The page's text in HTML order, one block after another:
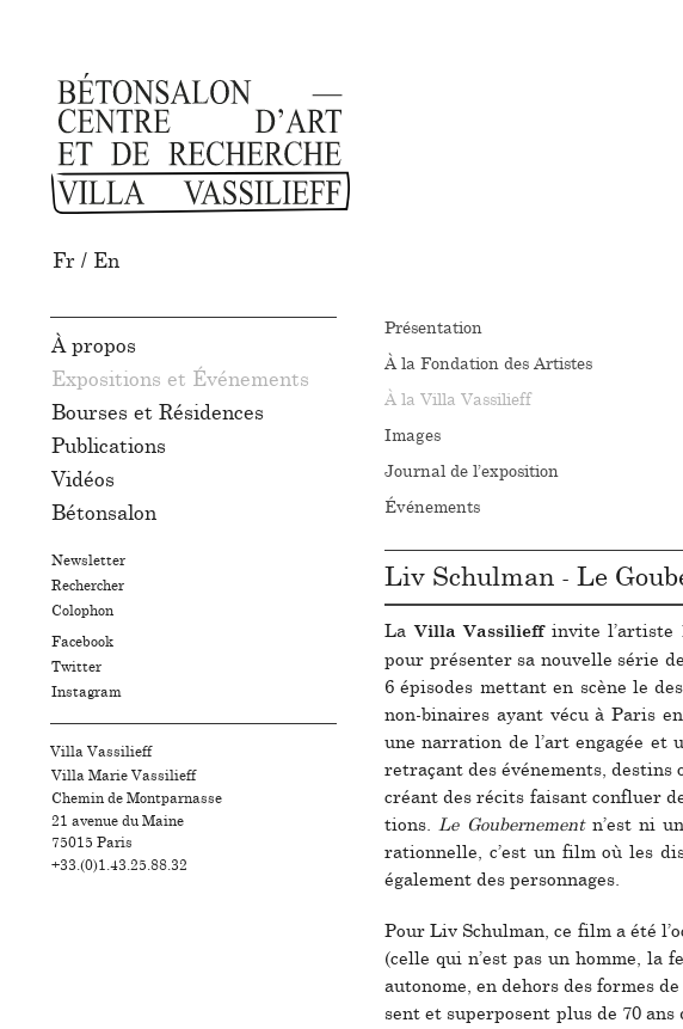
Fr / En
À propos
Expositions et Événements
Bourses et Résidences
Publications
Vidéos
Bétonsalon
Newsletter
Rechercher
Colophon
Facebook
Twitter
Instagram
Villa Vassilieff
Villa Marie Vassilieff
Chemin de Montparnasse
21 avenue du Maine
75015 Paris
+33.(0)1.43.25.88.32
Présentation
À la Fondation des Artistes
À la Villa Vassilieff
Images
Journal de l’exposition
Événements
Liv Schulman - Le
LaVilla Vassilieffinvite l’artiste
pour pré­sen­ter sa nou­velle série
6 épisodes met­tant en scène le
non-binai­res ayant vécu à Paris
une nar­ra­tion de l’art enga­gée et
retra­çant des événements, des­tins
créant des récits fai­sant confluer
tions.Le Goubernementn’est ni
ration­nelle, c’est un film où les
également des per­son­na­ges.
Pour Liv Schulman, ce film a été
(celle qui n’est pas un homme, la
auto­nome, en dehors des formes
sent et super­po­sent plus de 70